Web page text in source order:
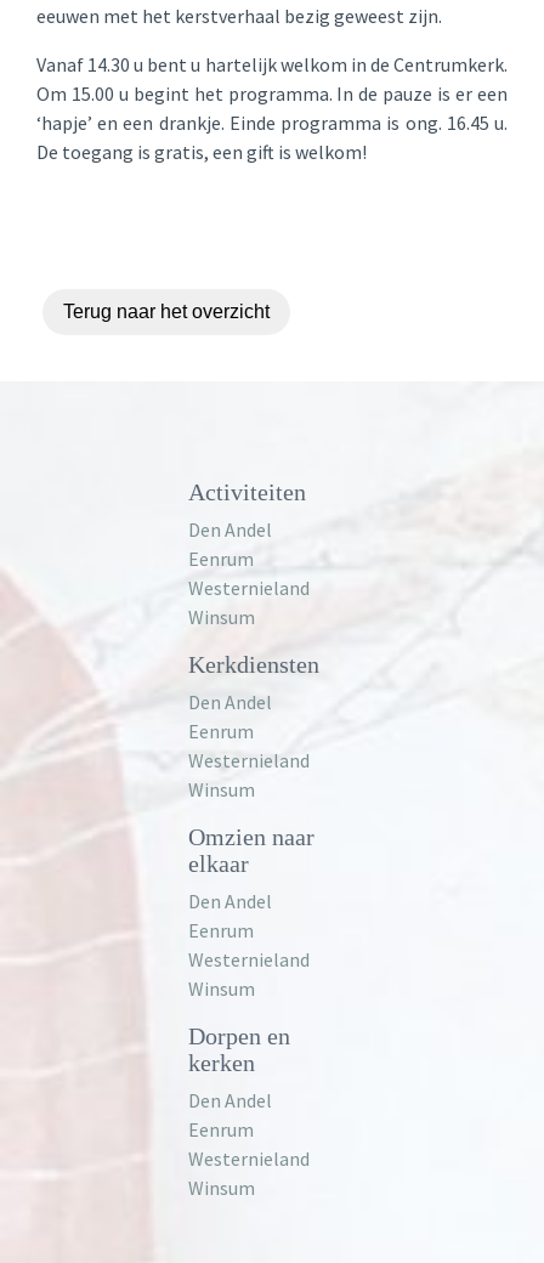
eeuwen met het kerstverhaal bezig geweest zijn.
Vanaf 14.30 u bent u hartelijk welkom in de Centrumkerk.
Om 15.00 u begint het programma. In de pauze is er een
‘hapje’ en een drankje. Einde programma is ong. 16.45 u.
De toegang is gratis, een gift is welkom!
Terug naar het overzicht
Activiteiten
Den Andel
Eenrum
Westernieland
Winsum
Kerkdiensten
Den Andel
Eenrum
Westernieland
Winsum
Omzien naar
elkaar
Den Andel
Eenrum
Westernieland
Winsum
Dorpen en
kerken
Den Andel
Eenrum
Westernieland
Winsum